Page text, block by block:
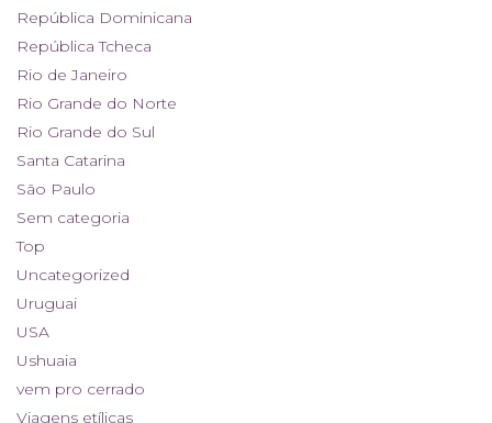
República Dominicana
República Tcheca
Rio de Janeiro
Rio Grande do Norte
Rio Grande do Sul
Santa Catarina
São Paulo
Sem categoria
Top
Uncategorized
Uruguai
USA
Ushuaia
vem pro cerrado
Viagens etílicas